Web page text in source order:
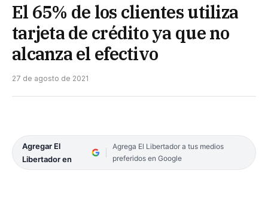
El 65% de los clientes utiliza
tarjeta de crédito ya que no
alcanza el efectivo
27 de agosto de 2021
Agregar El
Libertador en
Agrega El Libertador a tus medios
preferidos en Google